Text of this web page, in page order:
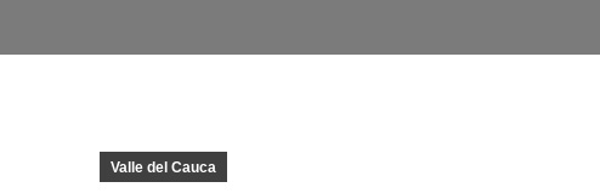
Valle del Cauca